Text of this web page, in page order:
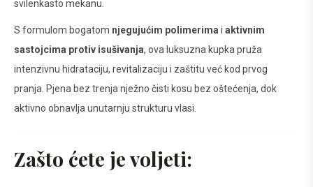
svilenkasto mekanu.
S formulom bogatom njegujućim polimerima i aktivnim
sastojcima protiv isušivanja, ova luksuzna kupka pruža
intenzivnu hidrataciju, revitalizaciju i zaštitu već kod prvog
pranja. Pjena bez trenja nježno čisti kosu bez oštećenja, dok
aktivno obnavlja unutarnju strukturu vlasi.
Zašto ćete je voljeti: